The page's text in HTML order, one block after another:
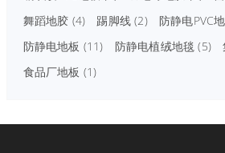
舞蹈地胶 (4) 踢脚线(2) 防静电PVC
防静电地板 (11) 防静电植绒地毯 (5)
食品厂地板 (1)